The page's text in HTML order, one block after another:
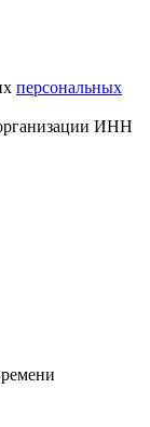
персональных
ИНН